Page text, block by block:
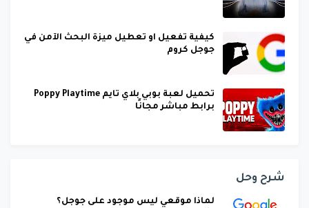
كيفية تفعيل او تعطيل ميزة البحث الآمن في
جوجل كروم
تحميل لعبة بوبي بلاي تايم Poppy Playtime
برابط مباشر مجانًا
شرح وحل
لماذا موقعي ليس موجود على جوجل؟